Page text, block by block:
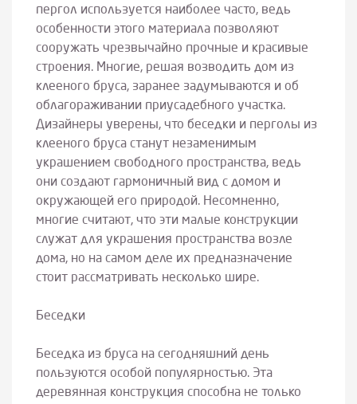
пергол используется наиболее часто, ведь
особенности этого материала позволяют
сооружать чрезвычайно прочные и красивые
строения. Многие, решая возводить дом из
клееного бруса, заранее задумываются и об
облагораживании приусадебного участка.
Дизайнеры уверены, что беседки и перголы из
клееного бруса станут незаменимым
украшением свободного пространства, ведь
они создают гармоничный вид с домом и
окружающей его природой. Несомненно,
многие считают, что эти малые конструкции
служат для украшения пространства возле
дома, но на самом деле их предназначение
стоит рассматривать несколько шире.
Беседки
Беседка из бруса на сегодняшний день
пользуются особой популярностью. Эта
деревянная конструкция способна не только